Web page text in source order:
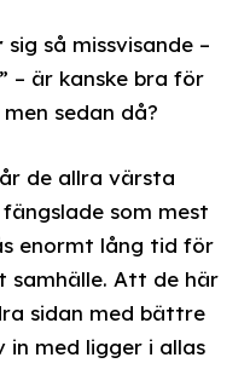
sig så missvisande –
– är kanske bra för
sedan då?
de allra värsta
som mest
enormt lång tid för
samhälle. Att de här
sidan med bättre
med ligger i allas